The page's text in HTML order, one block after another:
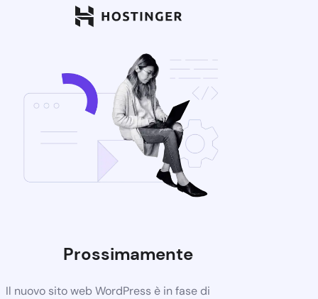
Prossimamente
Il nuovo sito web WordPress è in fase di